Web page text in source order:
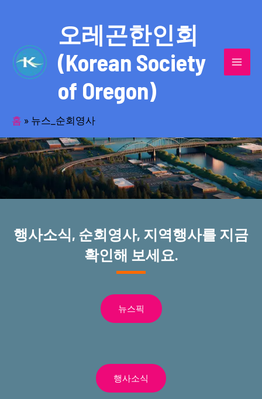
오레곤한인회
(Korean Society
of Oregon)
홈 » 뉴스_순회영사
반세기의 세월을 품고 동포사회를 섬겨온
오레곤한인회!
행사소식, 순회영사, 지역행사를 지금
확인해 보세요.
뉴스픽
행사소식